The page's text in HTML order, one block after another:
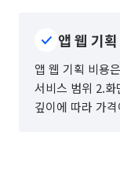
앱 웹 기
앱 웹 기획 비용
서비스 범위 2.화
깊이에 따라 가